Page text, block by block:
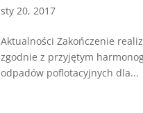
sty 20, 2017
Aktualności Zakończenie
zgodnie z przyjętym
odpadów poflotacyjnych dla...